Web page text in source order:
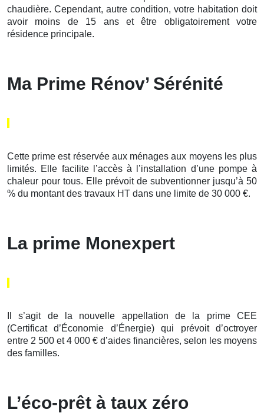
chaudière. Cependant, autre condition, votre habitation doit
avoir moins de 15 ans et être obligatoirement votre
résidence principale.
Ma Prime Rénov’ Sérénité
Cette prime est réservée aux ménages aux moyens les plus
limités. Elle facilite l’accès à l’installation d’une pompe à
chaleur pour tous. Elle prévoit de subventionner jusqu’à 50
% du montant des travaux HT dans une limite de 30 000 €.
La prime Monexpert
Il s’agit de la nouvelle appellation de la prime CEE
(Certificat d’Économie d’Énergie) qui prévoit d’octroyer
entre 2 500 et 4 000 € d’aides financières, selon les moyens
des familles.
L’éco-prêt à taux zéro